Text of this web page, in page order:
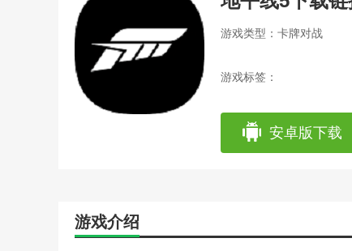
游戏类型：卡牌对战
游戏标签：
安卓版下载
游戏介绍